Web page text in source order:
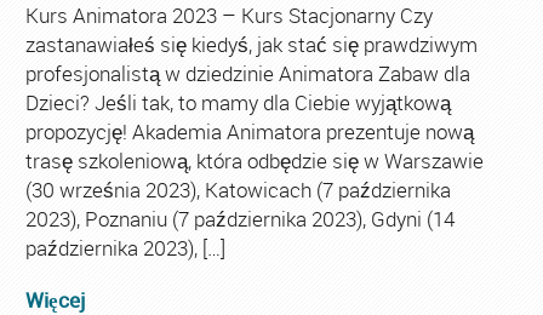
Kurs Animatora 2023 – Kurs Stacjonarny Czy
zastanawiałeś się kiedyś, jak stać się prawdziwym
profesjonalistą w dziedzinie Animatora Zabaw dla
Dzieci? Jeśli tak, to mamy dla Ciebie wyjątkową
propozycję! Akademia Animatora prezentuje nową
trasę szkoleniową, która odbędzie się w Warszawie
(30 września 2023), Katowicach (7 października
2023), Poznaniu (7 października 2023), Gdyni (14
października 2023), […]
Więcej